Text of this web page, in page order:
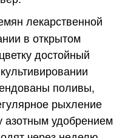
лекарственной
в открытом
достойный
поливы,
рыхление
удобрением